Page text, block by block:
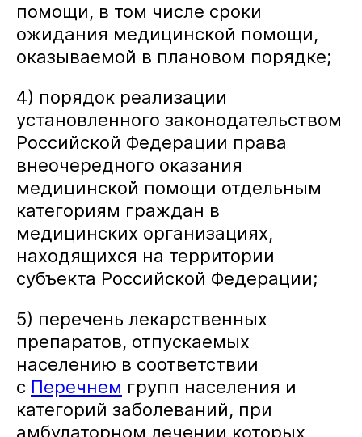
помощи, в том числе сроки
ожидания медицинской помощи,
оказываемой в плановом порядке;
4) порядок реализации
установленного законодательством
Российской Федерации права
внеочередного оказания
медицинской помощи отдельным
категориям граждан в
медицинских организациях,
находящихся на территории
субъекта Российской Федерации;
5) перечень лекарственных
препаратов, отпускаемых
населению в соответствии
с Перечнем групп населения и
категорий заболеваний, при
амбулаторном лечении которых